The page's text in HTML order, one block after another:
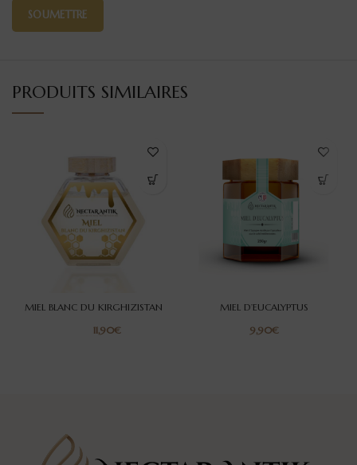
PRODUITS SIMILAIRES
MIEL BLANC DU KIRGHIZISTAN
€
MIEL D’EUCALYPTUS
€